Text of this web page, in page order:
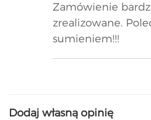
Zamówienie
zrealizowane.
sumieniem!!!
Dodaj własną opinię